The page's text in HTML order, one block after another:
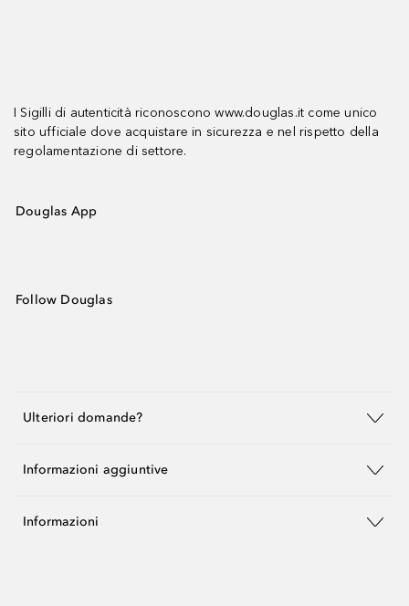
I Sigilli di autenticità riconoscono www.douglas.it come unico
sito ufficiale dove acquistare in sicurezza e nel rispetto della
regolamentazione di settore.
Douglas App
Follow Douglas
Ulteriori domande?
Informazioni aggiuntive
Informazioni